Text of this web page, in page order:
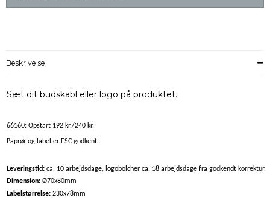
Beskrivelse
Sæt dit budskabl eller logo på produktet.
66160: Opstart 192 kr./240 kr.
Paprør og label er FSC godkent.
Leveringstid: ca. 10 arbejdsdage, logobolcher ca. 18 arbejdsdage fra godkendt korrektur.
Dimension: Ø70x80mm
Labelstørrelse: 230x78mm